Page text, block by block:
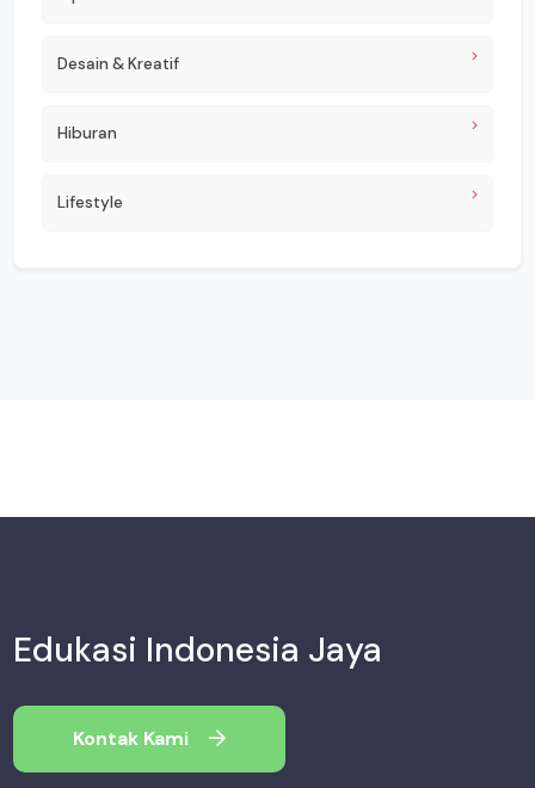
Desain & Kreatif
Hiburan
Lifestyle
Edukasi Indonesia Jaya
Kontak Kami